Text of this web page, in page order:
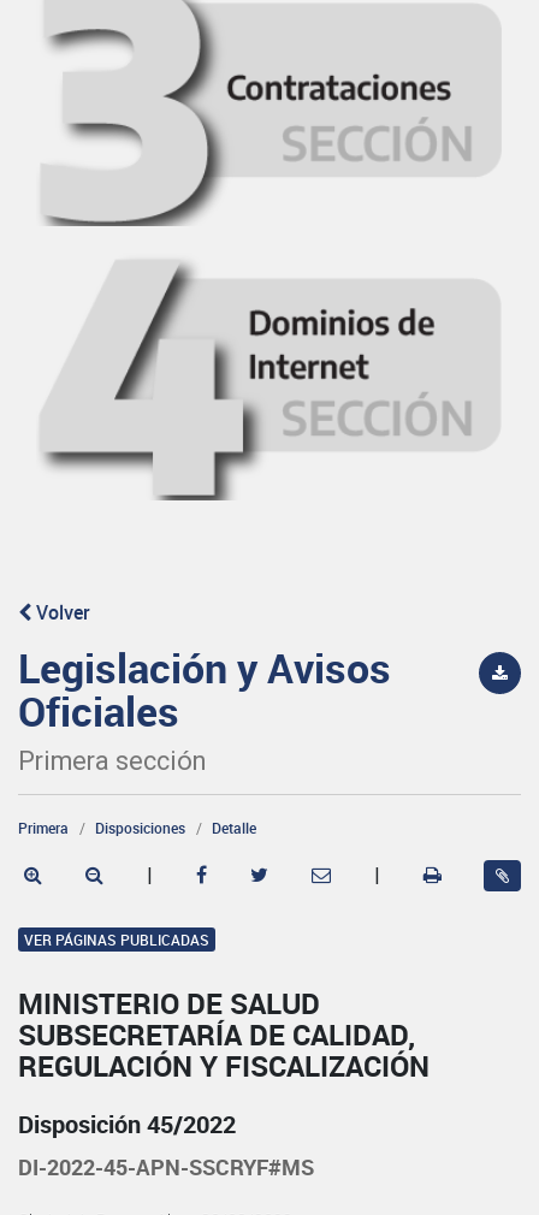
Volver
Legislación y Avisos
Oficiales
Primera sección
Primera Disposiciones Detalle
| |
VER PÁGINAS PUBLICADAS
MINISTERIO DE SALUD
SUBSECRETARÍA DE CALIDAD,
REGULACIÓN Y FISCALIZACIÓN
Disposición 45/2022
DI-2022-45-APN-SSCRYF#MS